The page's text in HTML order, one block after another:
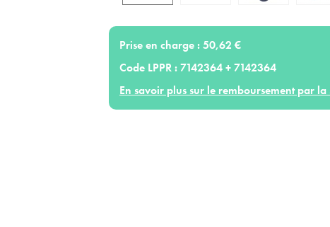
Prise en charge :50,62 €
Code LPPR :7142364 + 7142364
En savoir plus sur le remboursement par la